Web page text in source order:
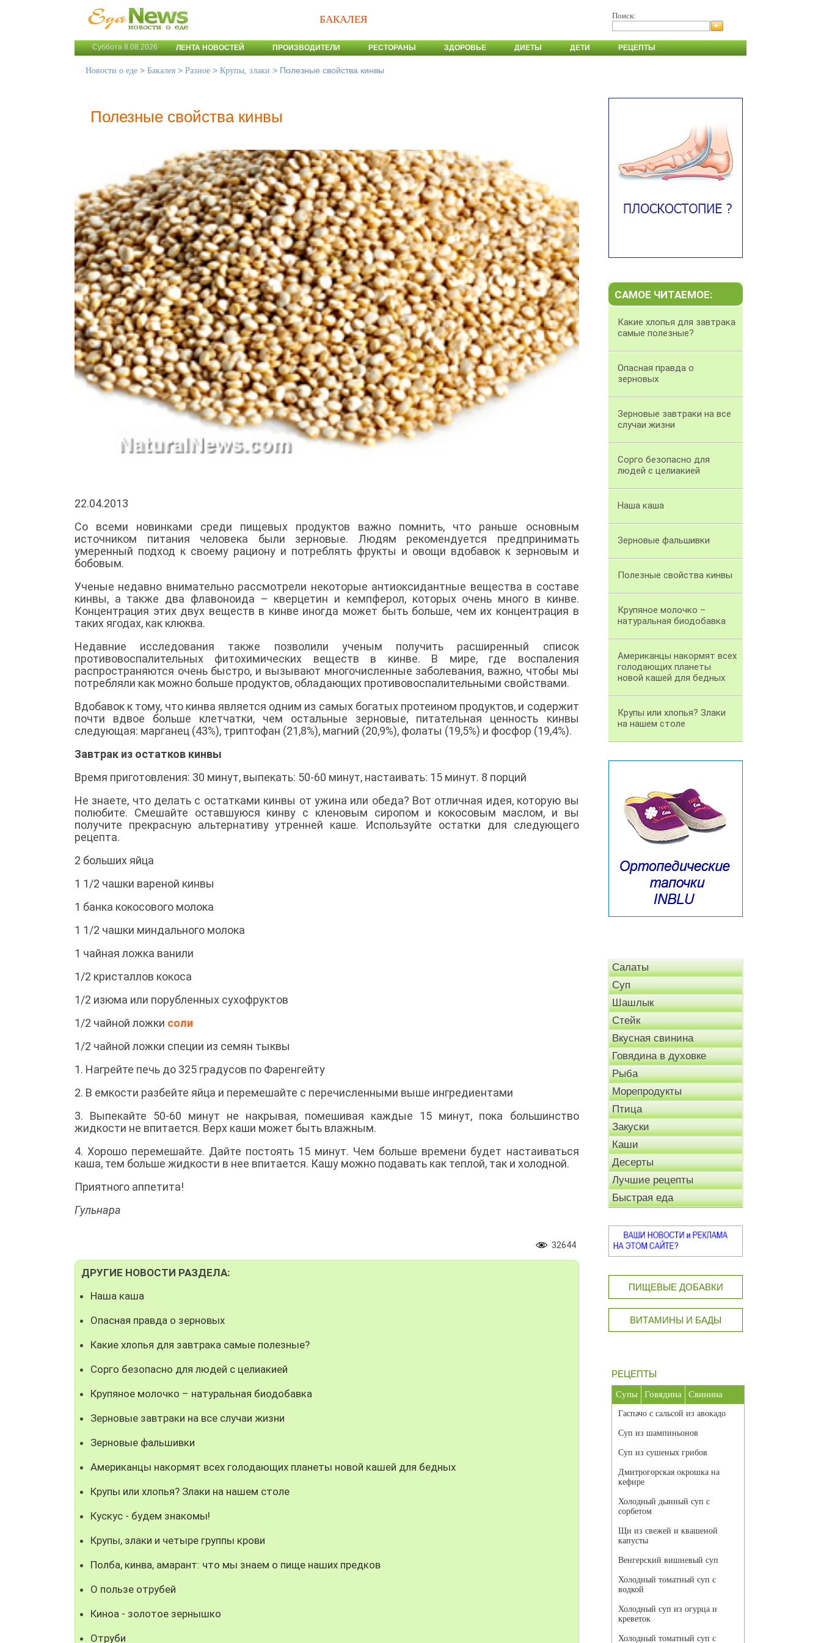
БАКАЛЕЯ Поиск:
Суббота 8.08.2026 ЛЕНТА НОВОСТЕЙ ПРОИЗВОДИТЕЛИ РЕСТОРАНЫ ЗДОРОВЬЕ ДИЕТЫ ДЕТИ РЕЦЕПТЫ
Новости о еде > Бакалея > Разное > Крупы, злаки > Полезные свойства кинвы
Полезные свойства кинвы
22.04.2013
Со всеми новинками среди пищевых продуктов важно помнить, что раньше основным
источником питания человека были зерновые. Людям рекомендуется предпринимать
умеренный подход к своему рациону и потреблять фрукты и овощи вдобавок к зерновым и
бобовым.
Ученые недавно внимательно рассмотрели некоторые антиоксидантные вещества в составе
кинвы, а также два флавоноида – кверцетин и кемпферол, которых очень много в кинве.
Концентрация этих двух веществ в кинве иногда может быть больше, чем их концентрация в
таких ягодах, как клюква.
Недавние исследования также позволили ученым получить расширенный список
противовоспалительных фитохимических веществ в кинве. В мире, где воспаления
распространяются очень быстро, и вызывают многочисленные заболевания, важно, чтобы мы
потребляли как можно больше продуктов, обладающих противовоспалительными свойствами.
Вдобавок к тому, что кинва является одним из самых богатых протеином продуктов, и содержит
почти вдвое больше клетчатки, чем остальные зерновые, питательная ценность кинвы
следующая: марганец (43%), триптофан (21,8%), магний (20,9%), фолаты (19,5%) и фосфор (19,4%).
Завтрак из остатков кинвы
Время приготовления: 30 минут, выпекать: 50-60 минут, настаивать: 15 минут. 8 порций
Не знаете, что делать с остатками кинвы от ужина или обеда? Вот отличная идея, которую вы
полюбите. Смешайте оставшуюся кинву с кленовым сиропом и кокосовым маслом, и вы
получите прекрасную альтернативу утренней каше. Используйте остатки для следующего
рецепта.
2 больших яйца
1 1/2 чашки вареной кинвы
1 банка кокосового молока
1 1/2 чашки миндального молока
1 чайная ложка ванили
1/2 кристаллов кокоса
1/2 изюма или порубленных сухофруктов
1/2 чайной ложки соли
1/2 чайной ложки специи из семян тыквы
1. Нагрейте печь до 325 градусов по Фаренгейту
2. В емкости разбейте яйца и перемешайте с перечисленными выше ингредиентами
3. Выпекайте 50-60 минут не накрывая, помешивая каждые 15 минут, пока большинство
жидкости не впитается. Верх каши может быть влажным.
4. Хорошо перемешайте. Дайте постоять 15 минут. Чем больше времени будет настаиваться
каша, тем больше жидкости в нее впитается. Кашу можно подавать как теплой, так и холодной.
Приятного аппетита!
Гульнара
32644
ДРУГИЕ НОВОСТИ РАЗДЕЛА:
Наша каша
Опасная правда о зерновых
Какие хлопья для завтрака самые полезные?
Сорго безопасно для людей с целиакией
Крупяное молочко – натуральная биодобавка
Зерновые завтраки на все случаи жизни
Зерновые фальшивки
Американцы накормят всех голодающих планеты новой кашей для бедных
Крупы или хлопья? Злаки на нашем столе
Кускус - будем знакомы!
Крупы, злаки и четыре группы крови
Полба, кинва, амарант: что мы знаем о пище наших предков
О пользе отрубей
Киноа - золотое зернышко
Отруби
САМОЕ ЧИТАЕМОЕ:
Какие хлопья для завтрака
самые полезные?
Опасная правда о
зерновых
Зерновые завтраки на все
случаи жизни
Сорго безопасно для
людей с целиакией
Наша каша
Зерновые фальшивки
Полезные свойства кинвы
Крупяное молочко –
натуральная биодобавка
Американцы накормят всех
голодающих планеты
новой кашей для бедных
Крупы или хлопья? Злаки
на нашем столе
Салаты
Суп
Шашлык
Стейк
Вкусная свинина
Говядина в духовке
Рыба
Морепродукты
Птица
Закуски
Каши
Десерты
Лучшие рецепты
Быстрая еда
ПИЩЕВЫЕ ДОБАВКИ
ВИТАМИНЫ И БАДЫ
РЕЦЕПТЫ
Супы Говядина Свинина
Гаспачо с сальсой из авокадо
Суп из шампиньонов
Суп из сушеных грибов
Дмитрогорская окрошка на
кефире
Холодный дынный суп с
сорбетом
Щи из свежей и квашеной
капусты
Венгерский вишневый суп
Холодный томатный суп с
водкой
Холодный суп из огурца и
креветок
Холодный томатный суп с